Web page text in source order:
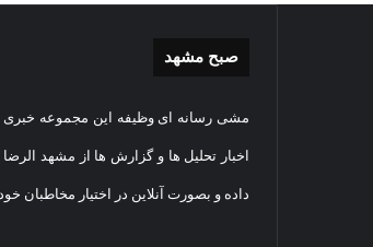
صبح مشهد
مشی رسانه ای وظیفه این مجموعه خبری و
اخبار تحلیل ها و گزارش ها از مشهد
داده و بصورت آنلاین در اختیار مخاطبان خود
غبارروبی
نورانی
رضا(علیه